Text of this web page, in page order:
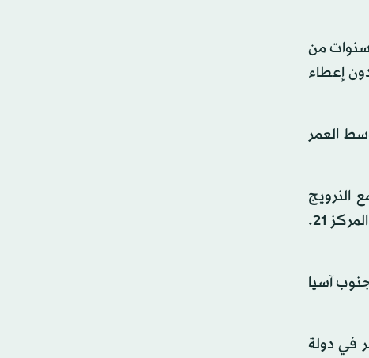
الذي كان عليه عام 2016، ماحياً بذلك سنوات من
من دون إعطاء
متوسط العمر
تقريباً مع النرويج
وآيسلندا. وحين صدر التقرير الأول عن البرنامج عام 1990 كانت الولايات المتحدة في المقدمة، ولكنها الآن تراجعت إلى المركز 21.
آسيا
منذ 10 سنين، انخفض المؤشر في دولة